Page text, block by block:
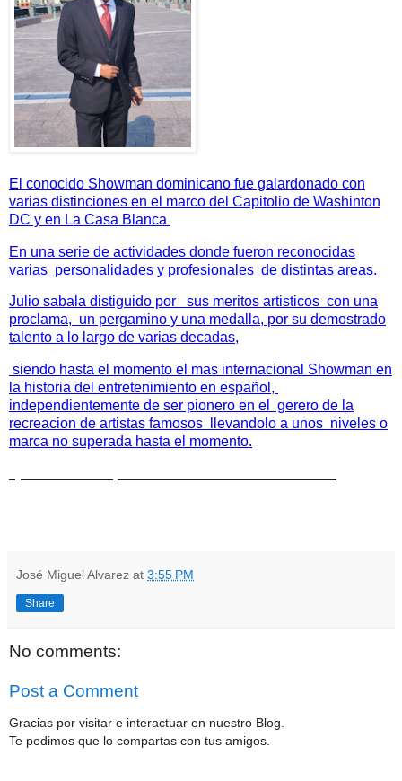
El conocido Showman dominicano fue galardonado con
varias distinciones en el marco del Capitolio de Washinton
DC y en La Casa Blanca
En una serie de actividades donde fueron reconocidas
varias personalidades y profesionales de distintas areas.
Julio sabala distiguido por sus meritos artisticos con una
proclama, un pergamino y una medalla, por su demostrado
talento a lo largo de varias decadas,
siendo hasta el momento el mas internacional Showman en
la historia del entretenimiento en español,
independientemente de ser pionero en el gerero de la
recreacion de artistas famosos llevandolo a unos niveles o
marca no superada hasta el momento.
José Miguel Alvarez at 3:55 PM
Share
No comments:
Post a Comment
Gracias por visitar e interactuar en nuestro Blog.
Te pedimos que lo compartas con tus amigos.